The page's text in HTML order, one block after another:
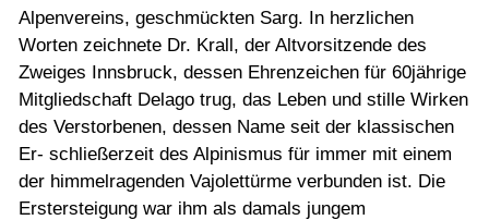
Alpenvereins, geschmückten Sarg. In herzlichen
Worten zeichnete Dr. Krall, der Altvorsitzende des
Zweiges Innsbruck, dessen Ehrenzeichen für 60jährige
Mitgliedschaft Delago trug, das Leben und stille Wirken
des Verstorbenen, dessen Name seit der klassischen
Er- schließerzeit des Alpinismus für immer mit einem
der himmelragenden Vajolettürme verbunden ist. Die
Erstersteigung war ihm als damals jungem